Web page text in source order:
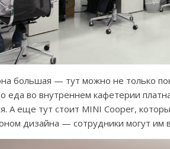
большая — тут можно не только
еда во внутреннем кафетерии
А еще тут стоит MINI Cooper,
дизайна — сотрудники могут им